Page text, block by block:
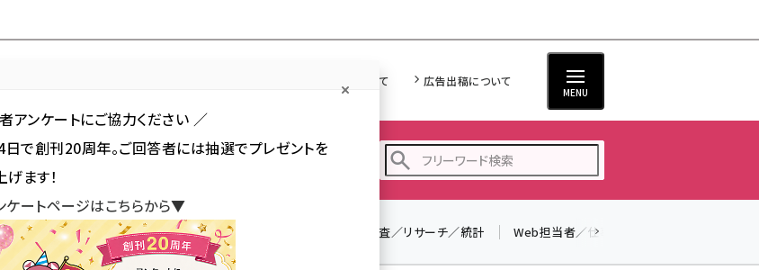
Web担について 広告出稿について
MENU
リ／種別 から探す セミナー／イベント から探す
アクセス解析／データ分析 サイト制作／デザイン 調査／リサーチ／統計 Web担当者／仕事
アンケートにご協力ください ／
で創刊20周年。ご回答者には抽選でプレゼントを
ます！
ートページはこちらから▼